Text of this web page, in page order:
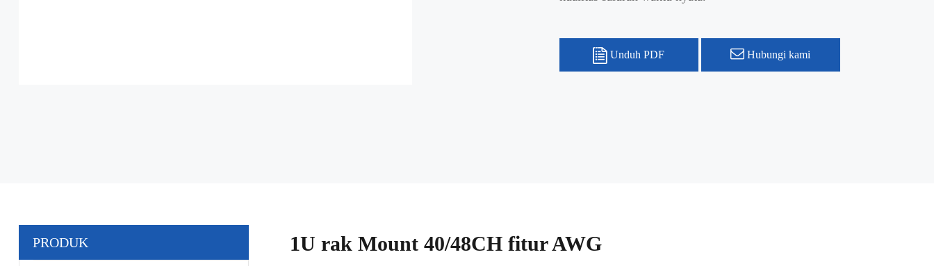
Unduh PDF Hubungi kami
PRODUK 1U rak Mount 40/48CH fitur AWG